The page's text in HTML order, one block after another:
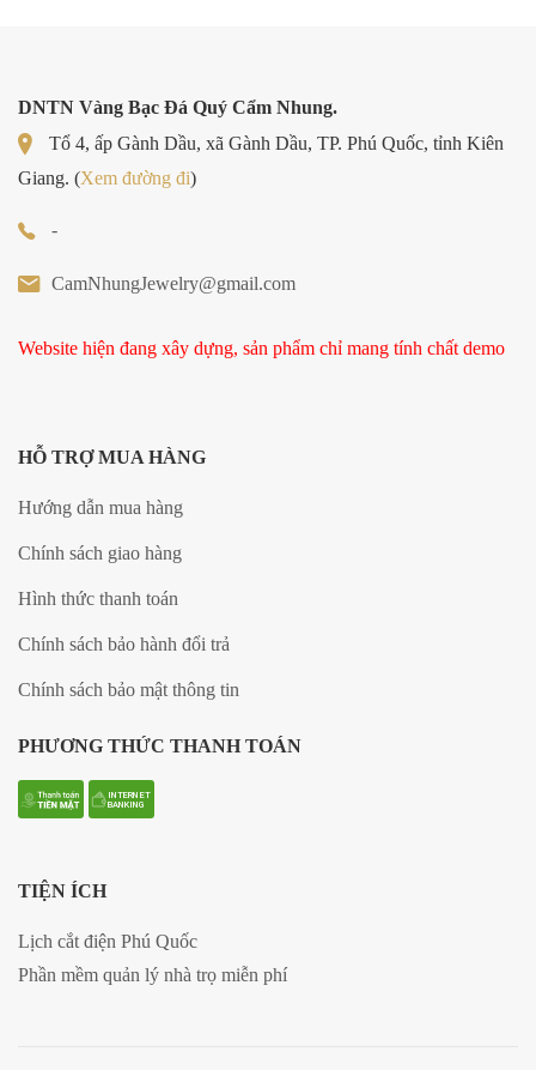
DNTN Vàng Bạc Đá Quý Cẩm Nhung.
Tổ 4, ấp Gành Dầu, xã Gành Dầu, TP. Phú Quốc, tỉnh Kiên
Giang. (Xem đường đi)
-
CamNhungJewelry@gmail.com
Website hiện đang xây dựng, sản phẩm chỉ mang tính chất demo
HỖ TRỢ MUA HÀNG
Hướng dẫn mua hàng
Chính sách giao hàng
Hình thức thanh toán
Chính sách bảo hành đổi trả
Chính sách bảo mật thông tin
PHƯƠNG THỨC THANH TOÁN
TIỆN ÍCH
Lịch cắt điện Phú Quốc
Phần mềm quản lý nhà trọ miễn phí